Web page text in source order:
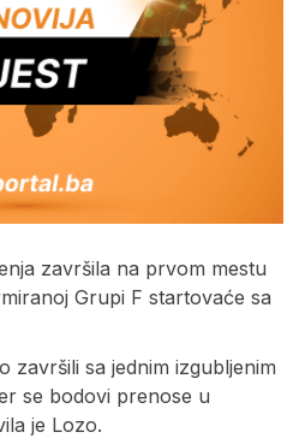
završila na prvom mestu
Grupi F startovaće sa
završili sa jednim izgubljenim
se bodovi prenose u
je Lozo.